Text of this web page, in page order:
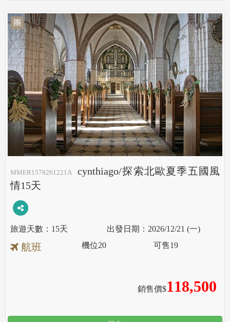
團
MMER1578261221A
cynthiago/探索北歐夏季五國風
情15天
15天 2026/12/21 (一)
航班
銷售價$118,500
機位20 可售19